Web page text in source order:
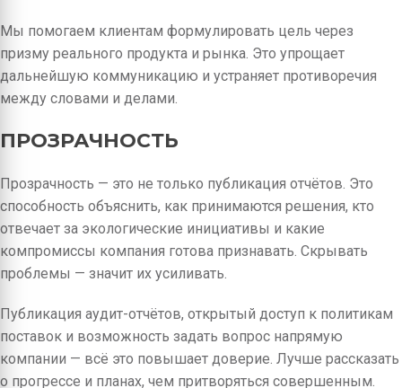
Мы помогаем клиентам формулировать цель через
призму реального продукта и рынка. Это упрощает
дальнейшую коммуникацию и устраняет противоречия
между словами и делами.
ПРОЗРАЧНОСТЬ
Прозрачность — это не только публикация отчётов. Это
способность объяснить, как принимаются решения, кто
отвечает за экологические инициативы и какие
компромиссы компания готова признавать. Скрывать
проблемы — значит их усиливать.
Публикация аудит-отчётов, открытый доступ к политикам
поставок и возможность задать вопрос напрямую
компании — всё это повышает доверие. Лучше рассказать
о прогрессе и планах, чем притворяться совершенным.